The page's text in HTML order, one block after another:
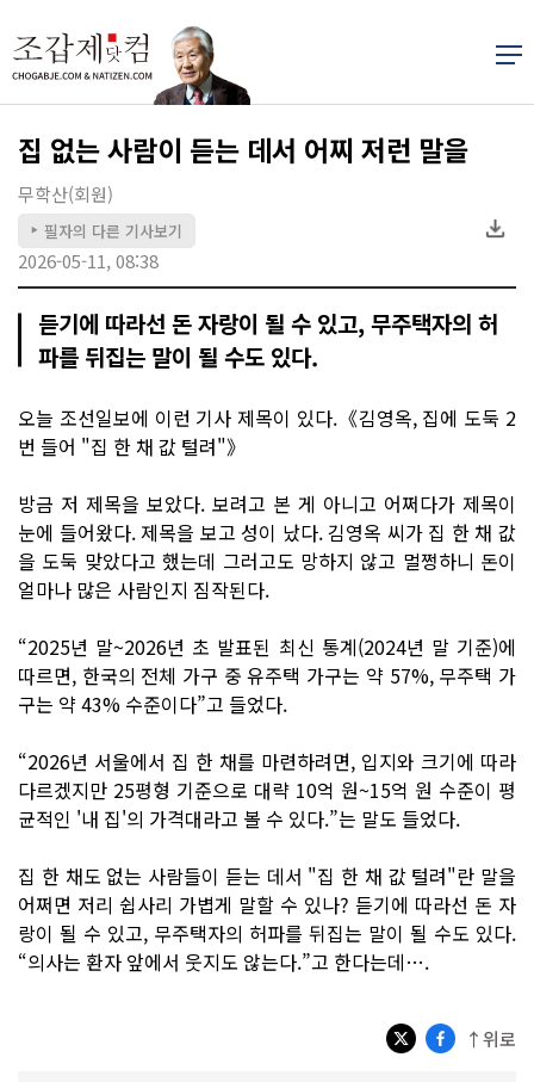
집 없는 사람이 듣는 데서 어찌 저런 말을
무학산(회원)
▶ 필자의 다른 기사보기
2026-05-11, 08:38
듣기에 따라선 돈 자랑이 될 수 있고, 무주택자의 허
파를 뒤집는 말이 될 수도 있다.
오늘 조선일보에 이런 기사 제목이 있다.《김영옥, 집에 도둑 2
번 들어 "집 한 채 값 털려"》
방금 저 제목을 보았다. 보려고 본 게 아니고 어쩌다가 제목이
눈에 들어왔다. 제목을 보고 성이 났다. 김영옥 씨가 집 한 채 값
을 도둑 맞았다고 했는데 그러고도 망하지 않고 멀쩡하니 돈이
얼마나 많은 사람인지 짐작된다.
“2025년 말~2026년 초 발표된 최신 통계(2024년 말 기준)에
따르면, 한국의 전체 가구 중 유주택 가구는 약 57%, 무주택 가
구는 약 43% 수준이다”고 들었다.
“2026년 서울에서 집 한 채를 마련하려면, 입지와 크기에 따라
다르겠지만 25평형 기준으로 대략 10억 원~15억 원 수준이 평
균적인 '내 집'의 가격대라고 볼 수 있다.”는 말도 들었다.
집 한 채도 없는 사람들이 듣는 데서 "집 한 채 값 털려"란 말을
어쩌면 저리 쉽사리 가볍게 말할 수 있나? 듣기에 따라선 돈 자
랑이 될 수 있고, 무주택자의 허파를 뒤집는 말이 될 수도 있다.
“의사는 환자 앞에서 웃지도 않는다.”고 한다는데….
↑위로